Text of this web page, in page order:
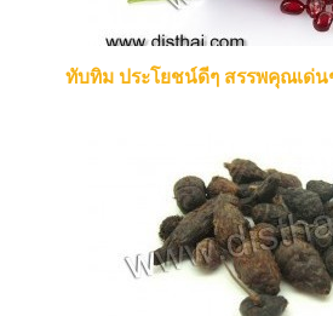
ทับทิม ประโยชน์ดีๆ สรรพคุณเด่